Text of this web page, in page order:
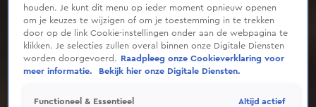
houden. Je kunt dit menu op ieder moment opnieuw openen
om je keuzes te wijzigen of om je toestemming in te trekken
door op de link Cookie-instellingen onder aan de webpagina te
klikken. Je selecties zullen overal binnen onze Digitale Diensten
worden doorgevoerd.
Raadpleeg onze Cookieverklaring voor
meer informatie.
Bekijk hier onze Digitale Diensten.
Functioneel & Essentieel Altijd actief